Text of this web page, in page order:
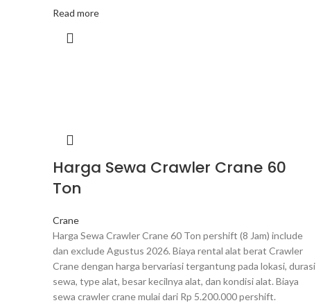
Read more
Harga Sewa Crawler Crane 60
Ton
Crane
Harga Sewa Crawler Crane 60 Ton pershift (8 Jam) include
dan exclude Agustus 2026. Biaya rental alat berat Crawler
Crane dengan harga bervariasi tergantung pada lokasi, durasi
sewa, type alat, besar kecilnya alat, dan kondisi alat. Biaya
sewa crawler crane mulai dari Rp 5.200.000 pershift.